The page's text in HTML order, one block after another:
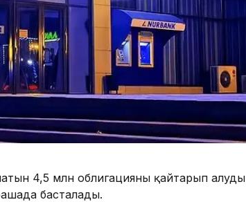
4,5 млн облигацияны қайтарып алуды
басталады.